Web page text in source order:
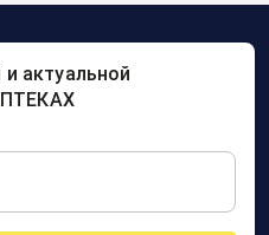
и актуальной